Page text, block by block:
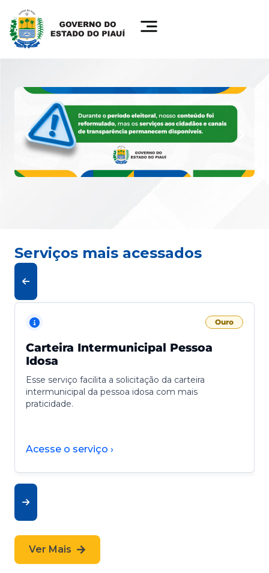
Serviços mais acessados
Ouro
Carteira Intermunicipal Pessoa
Idosa
Esse serviço facilita a solicitação da carteira
intermunicipal da pessoa idosa com mais
praticidade.
Acesse o serviço ›
Ver Mais